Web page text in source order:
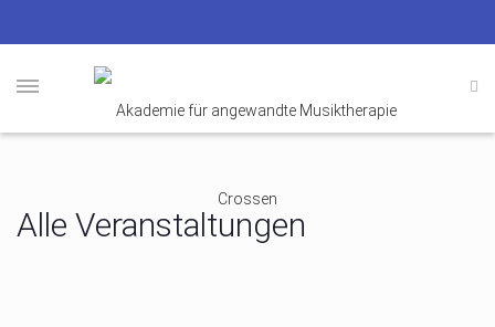
Alle Veranstaltungen